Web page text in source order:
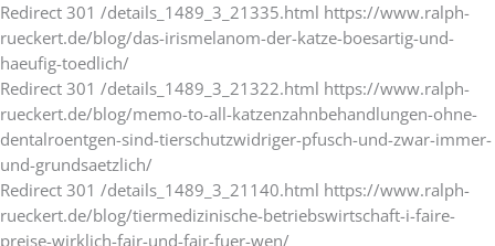
Redirect 301 /details_1489_3_21335.html https://www.ralph-
rueckert.de/blog/das-irismelanom-der-katze-boesartig-und-
haeufig-toedlich/
Redirect 301 /details_1489_3_21322.html https://www.ralph-
rueckert.de/blog/memo-to-all-katzenzahnbehandlungen-ohne-
dentalroentgen-sind-tierschutzwidriger-pfusch-und-zwar-immer-
und-grundsaetzlich/
Redirect 301 /details_1489_3_21140.html https://www.ralph-
rueckert.de/blog/tiermedizinische-betriebswirtschaft-i-faire-
preise-wirklich-fair-und-fair-fuer-wen/